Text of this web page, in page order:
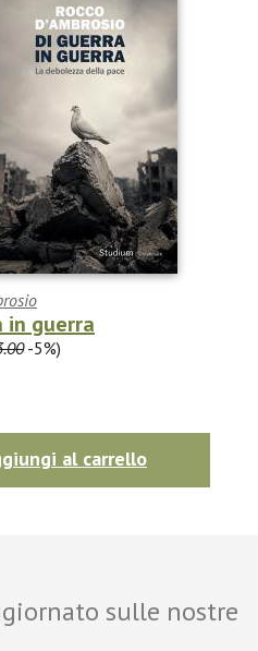
in guerra
-5%)
al carrello
sulle nostre